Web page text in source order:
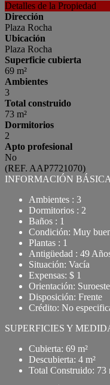
Detalles de la Propiedad
Dirección
Plaza Rocha
Ubicación
Plaza Rocha
Superficie cubierta
69 m²
Ambientes
3
Total construido
73 m²
Dormitorios
2
Apto profesional
No
(REF. AAP7721070)
INFORMACIÓN BÁSICA
Ambientes : 3
Dormitorios : 2
Baños : 1
Condición: Muy
Plantas : 1
Antigüedad : 49
Situación: Vacía
Expensas: $ 1
Orientación: Suroeste
Disposición: Frente
Crédito: No
SUPERFICIES Y
Cubierta: 69 m²
Descubierta: 4 m²
Total Construido: 73